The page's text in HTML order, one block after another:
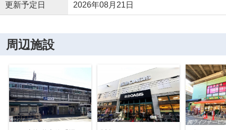
更新予定日 2026年08月21日
周辺施設